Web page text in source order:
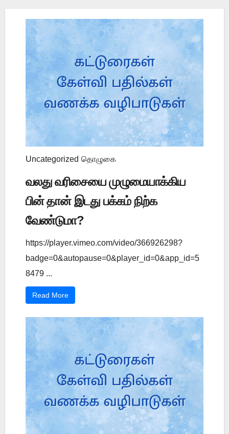
Uncategorized தொழுகை
வலது வரிசையை முழுமையாக்கிய
பின் தான் இடது பக்கம் நிற்க
வேண்டுமா?
https://player.vimeo.com/video/366926298?
badge=0&autopause=0&player_id=0&app_id=5
8479 ...
Read More